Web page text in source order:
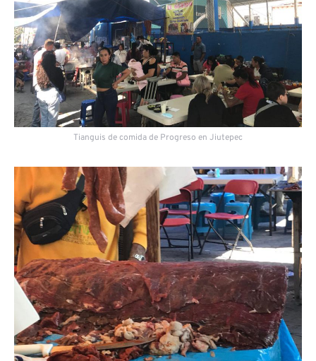
Tianguis de comida de Progreso en Jiutepec